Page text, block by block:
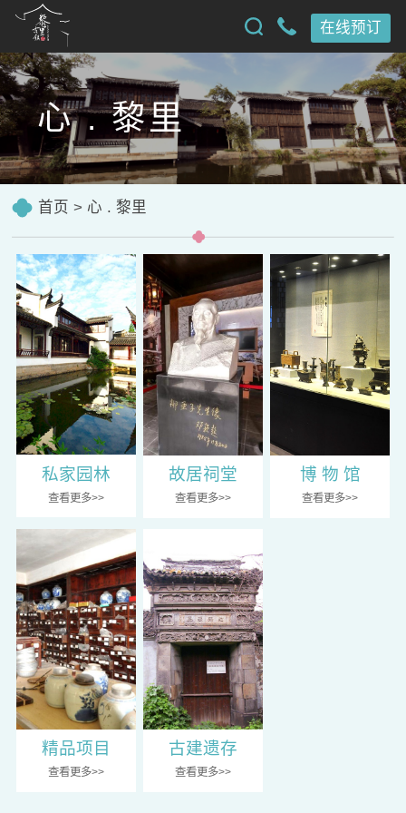
在线预订
心 . 黎里
首页 > 心 . 黎里
私家园林
查看更多>>
故居祠堂
查看更多>>
博 物 馆
查看更多>>
精品项目
查看更多>>
古建遗存
查看更多>>